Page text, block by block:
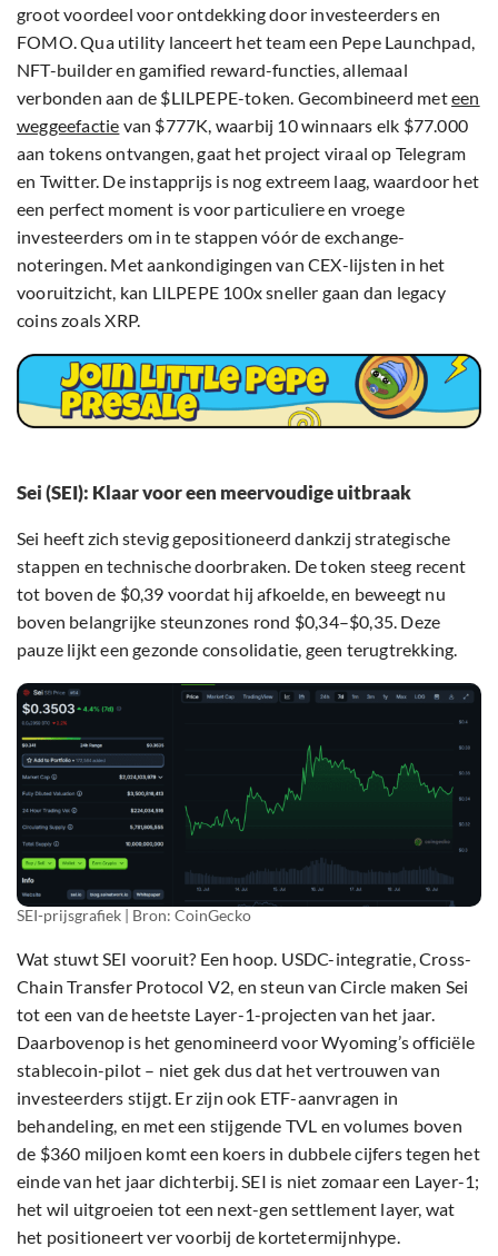
groot voordeel voor ontdekking door investeerders en
FOMO. Qua utility lanceert het team een Pepe Launchpad,
NFT-builder en gamified reward-functies, allemaal
verbonden aan de $LILPEPE-token. Gecombineerd meteen
weggeefactie van $777K, waarbij 10 winnaars elk $77.000
aan tokens ontvangen, gaat het project viraal op Telegram
en Twitter. De instapprijs is nog extreem laag, waardoor het
een perfect moment is voor particuliere en vroege
investeerders om in te stappen vóór de exchange-
noteringen. Met aankondigingen van CEX-lijsten in het
vooruitzicht, kan LILPEPE 100x sneller gaan dan legacy
coins zoals XRP.
Sei (SEI): Klaar voor een meervoudige uitbraak
Sei heeft zich stevig gepositioneerd dankzij strategische
stappen en technische doorbraken. De token steeg recent
tot boven de $0,39 voordat hij afkoelde, en beweegt nu
boven belangrijke steunzones rond $0,34–$0,35. Deze
pauze lijkt een gezonde consolidatie, geen terugtrekking.
SEI-prijsgrafiek | Bron: CoinGecko
Wat stuwt SEI vooruit? Een hoop. USDC-integratie, Cross-
Chain Transfer Protocol V2, en steun van Circle maken Sei
tot een van de heetste Layer-1-projecten van het jaar.
Daarbovenop is het genomineerd voor Wyoming’s officiële
stablecoin-pilot – niet gek dus dat het vertrouwen van
investeerders stijgt. Er zijn ook ETF-aanvragen in
behandeling, en met een stijgende TVL en volumes boven
de $360 miljoen komt een koers in dubbele cijfers tegen het
einde van het jaar dichterbij. SEI is niet zomaar een Layer-1;
het wil uitgroeien tot een next-gen settlement layer, wat
het positioneert ver voorbij de kortetermijnhype.